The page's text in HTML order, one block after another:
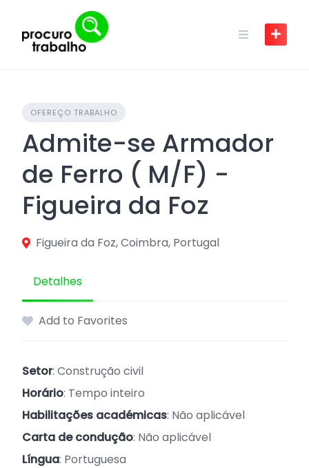
content
OFEREÇO TRABALHO
Admite-se Armador
de Ferro ( M/F) -
Figueira da Foz
Figueira da Foz, Coimbra, Portugal
Detalhes
Add to Favorites
Setor: Construção civil
Horário: Tempo inteiro
Habilitações académicas: Não aplicável
Carta de condução: Não aplicável
Língua: Portuguesa